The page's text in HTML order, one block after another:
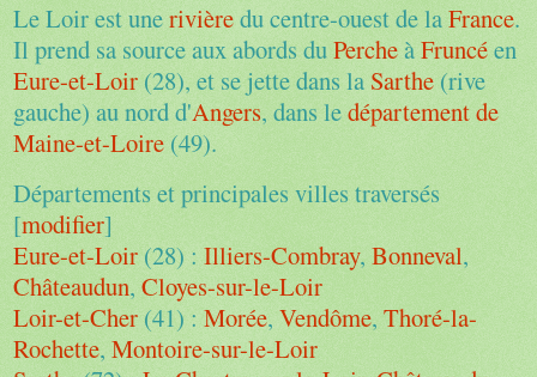
Le Loir est unerivièredu centre-ouest de laFrance.
Il prend sa source aux abords duPerche àFruncéen
Eure-et-Loir (28), et se jette dans la Sarthe (rive
gauche) au nord d'Angers, dans ledépartement de
Maine-et-Loire (49).
Départements et principales villes traversés
[modifier]
Eure-et-Loir (28) : Illiers-Combray, Bonneval,
Châteaudun, Cloyes-sur-le-Loir
Loir-et-Cher (41) : Morée, Vendôme, Thoré-la-
Rochette, Montoire-sur-le-Loir